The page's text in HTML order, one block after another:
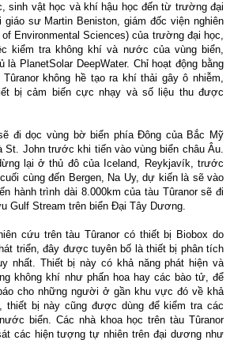
sinh vật học và khí hậu học đến từ trường đại
giáo sư Martin Beniston, giám đốc viện nghiên
Environmental Sciences) của trường đại học,
kiểm tra không khí và nước của vùng biển,
PlanetSolar DeepWater. Chỉ hoạt động bằng
không hề tạo ra khí thải gây ô nhiễm,
bị cảm biến cực nhạy và số liệu thu được
đi dọc vùng bờ biển phía Đông của Bắc Mỹ
St. John trước khi tiến vào vùng biển châu Âu.
lại ở thủ đô của Iceland, Reykjavík, trước
cùng đến Bergen, Na Uy, dự kiến là sẽ vào
hành trình dài 8.000km của tàu Tûranor sẽ đi
Gulf Stream trên biển Đại Tây Dương.
cứu trên tàu Tûranor có thiết bị Biobox do
triển, đây được tuyên bố là thiết bị phân tích
nhất. Thiết bị này có khả năng phát hiện và
không khí như phấn hoa hay các bào tử, để
cho những người ở gần khu vực đó về khả
thiết bị này cũng được dùng để kiểm tra các
biển. Các nhà khoa học trên tàu Tûranor
các hiện tượng tự nhiên trên đại dương như